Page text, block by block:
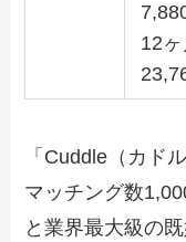
12
「Cuddle（カド
マッチング数
と業界最大級の